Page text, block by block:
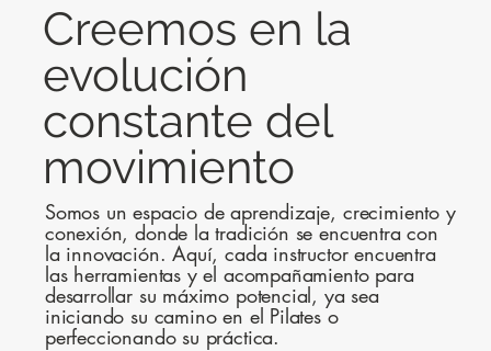
Creemos en la
evolución
constante del
movimiento
Somos un espacio de aprendizaje, crecimiento y
conexión, donde la tradición se encuentra con
la innovación. Aquí, cada instructor encuentra
las herramientas y el acompañamiento para
desarrollar su máximo potencial, ya sea
iniciando su camino en el Pilates o
perfeccionando su práctica.